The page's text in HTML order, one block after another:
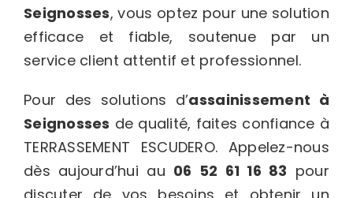
Seignosses, vous optez pour une solution
efficace et fiable, soutenue par un
service client attentif et professionnel.
Pour des solutions d’assainissement à
Seignosses de qualité, faites confiance à
TERRASSEMENT ESCUDERO. Appelez-nous
dès aujourd’hui au 06 52 61 16 83 pour